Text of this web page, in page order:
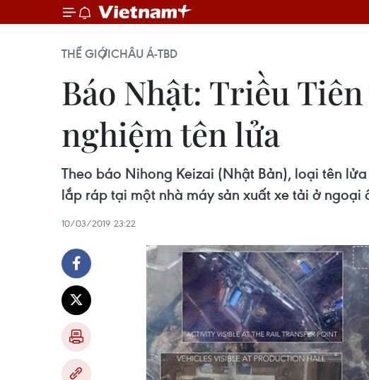
THẾ GIỚICHÂU Á-TBD
Báo Nhật: Triều
nghiệm tên lửa
Theo báo Nihong Keizai (Nhật Bản), loại tên
lắp ráp tại một nhà máy sản xuất xe tải ở ngoại
10/03/2019 23:22